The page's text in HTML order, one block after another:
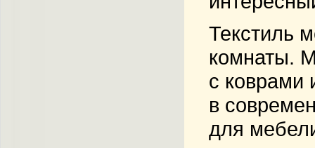
Текстиль
комнаты.
с коврами
в
для